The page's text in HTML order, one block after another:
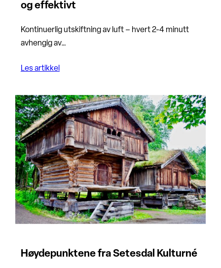
og effektivt
Kontinuerlig utskiftning av luft – hvert 2-4 minutt
avhengig av…
Les artikkel
Høydepunktene fra Setesdal Kulturné